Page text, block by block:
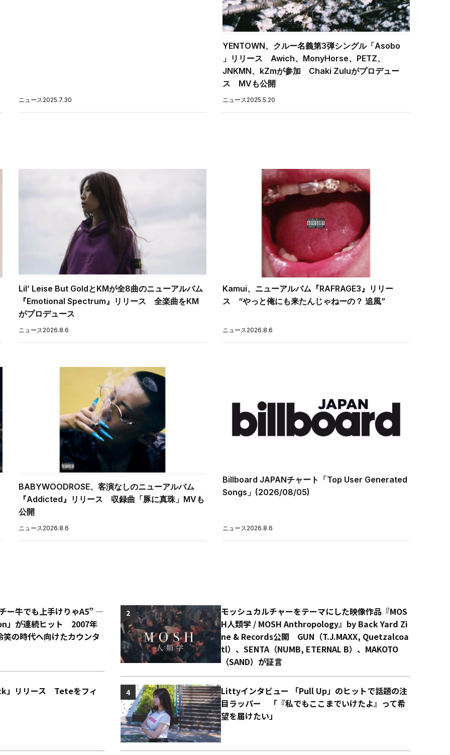
ニュース2025.7.30
YENTOWN、クルー名義第3弾シングル「Asobo
」リリース Awich、MonyHorse、PETZ、
JNKMN、kZmが参加 Chaki Zuluがプロデュー
ス MVも公開
ニュース2025.5.20
Lil’ Leise But GoldとKMが全8曲のニューアルバム
『Emotional Spectrum』リリース 全楽曲をKM
がプロデュース
ニュース2026.8.6
Kamui、ニューアルバム『RAFRAGE3』リリー
ス “やっと俺にも来たんじゃねーの？ 追風”
ニュース2026.8.6
BABYWOODROSE、客演なしのニューアルバム
『Addicted』リリース 収録曲「豚に真珠」MVも
公開
ニュース2026.8.6
Billboard JAPANチャート「Top User Generated
Songs」(2026/08/05)
ニュース2026.8.6
ー牛でも上手けりゃA5” ―
」が連続ヒット 2007年
の時代へ向けたカウンタ
モッシュカルチャーをテーマにした映像作品『MOS
H人類学 / MOSH Anthropology』by Back Yard Zi
ne & Records公開 GUN（T.J.MAXX, Quetzalcoa
tl）、SENTA（NUMB, ETERNAL B）、MAKOTO
（SAND）が証言
2
」リリース Teteをフィ
Littyインタビュー 「Pull Up」のヒットで話題の注
目ラッパー 「『私でもここまでいけたよ』って希
望を届けたい」
4